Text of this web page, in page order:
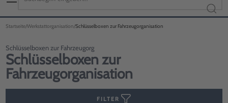
Startseite Werkstattorganisation Schlüsselboxen zur Fahrzeugorganisation
Schlüsselboxen zur Fahrzeugorg
Schlüsselboxen zur
Fahrzeugorganisation
FILTER